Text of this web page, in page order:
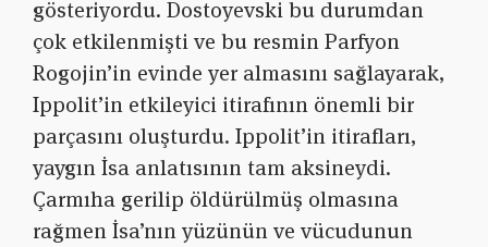
gösteriyordu. Dostoyevski bu durumdan
çok etkilenmişti ve bu resmin Parfyon
Rogojin’in evinde yer almasını sağlayarak,
Ippolit’in etkileyici itirafının önemli bir
parçasını oluşturdu. Ippolit’in itirafları,
yaygın İsa anlatısının tam aksineydi.
Çarmıha gerilip öldürülmüş olmasına
rağmen İsa’nın yüzünün ve vücudunun